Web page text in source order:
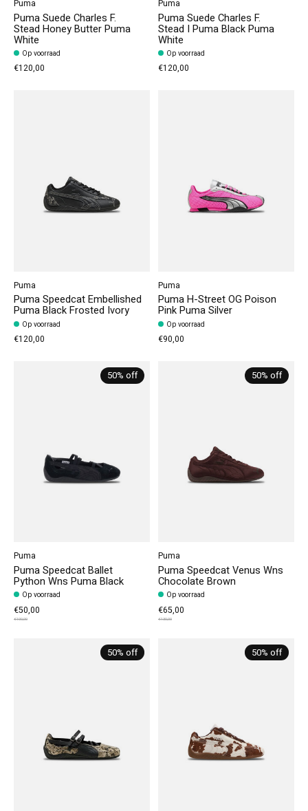
Puma
Puma Suede Charles F.
Stead Honey Butter Puma
White
Op voorraad
€120,00
Puma
Puma Suede Charles F.
Stead I Puma Black Puma
White
Op voorraad
€120,00
Puma
Puma Speedcat Embellished
Puma Black Frosted Ivory
Op voorraad
€120,00
Puma
Puma H-Street OG Poison
Pink Puma Silver
Op voorraad
€90,00
50% off
Puma
Puma Speedcat Ballet
Python Wns Puma Black
Op voorraad
€50,00
€100,00
50% off
Puma
Puma Speedcat Venus Wns
Chocolate Brown
Op voorraad
€65,00
€130,00
50% off 50% off